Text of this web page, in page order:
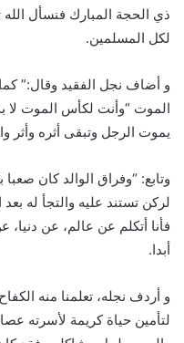
ذي الحجة المبارك فنسأل
لكل المسلمين.
و أضاف نجل الفقيد وقال:”
الموت “وأنت لكأس الموت لا
يموت الرجل وتبقى أثره وأثر
وتابع: “وفراق الوالد كان
لركن تستند عليه والتجأ له
فأنا أتكلم عن عالم، عن
أبدا.
و أردف نجله، تعلمنا منه
لتأمين حياة كريمة لأسرته